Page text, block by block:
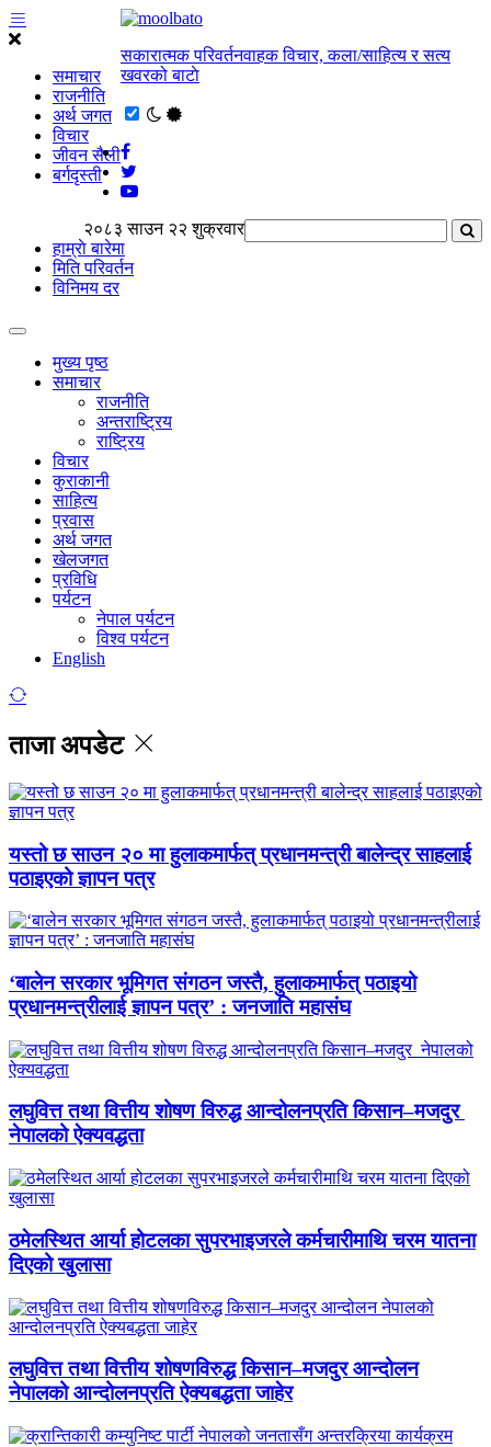
समाचार
राजनीति
अर्थ जगत
विचार
जीवन सैली
बर्गदृस्ती
सकारात्मक परिवर्तनवाहक विचार, कला/साहित्य र सत्य
खवरको बाटाे
२०८३ साउन २२ शुक्रवार
हाम्राे बारेमा
मिति परिवर्तन
विनिमय दर
मुख्य पृष्ठ
समाचार
राजनीति
अन्तराष्ट्रिय
राष्ट्रिय
विचार
कुराकानी
साहित्य
प्रवास
अर्थ जगत
खेलजगत
प्रविधि
पर्यटन
नेपाल पर्यटन
विश्व पर्यटन
English
ताजा अपडेट
यस्तो छ साउन २० मा हुलाकमार्फत् प्रधानमन्त्री बालेन्द्र साहलाई
पठाइएको ज्ञापन पत्र
‘बालेन सरकार भूमिगत संगठन जस्तै, हुलाकमार्फत् पठाइयो
प्रधानमन्त्रीलाई ज्ञापन पत्र’ : जनजाति महासंघ
लघुवित्त तथा वित्तीय शोषण विरुद्ध आन्दोलनप्रति किसान–मजदुर
नेपालको ऐक्यवद्धता
ठमेलस्थित आर्या होटलका सुपरभाइजरले कर्मचारीमाथि चरम यातना
दिएको खुलासा
लघुवित्त तथा वित्तीय शोषणविरुद्ध किसान–मजदुर आन्दोलन
नेपालको आन्दोलनप्रति ऐक्यबद्धता जाहेर